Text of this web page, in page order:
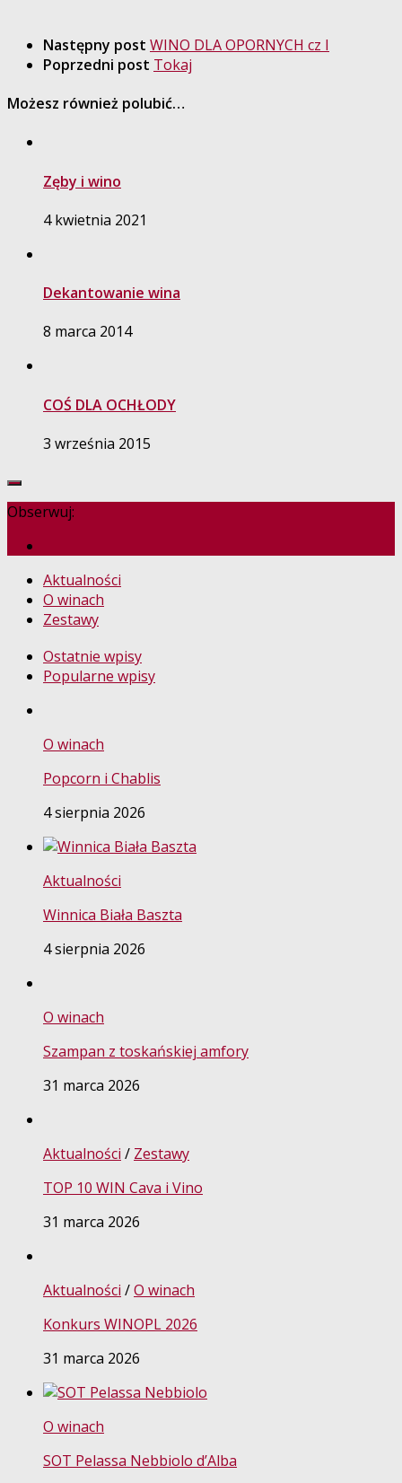
Następny post WINO DLA OPORNYCH cz I
Poprzedni post Tokaj
Możesz również polubić…
Zęby i wino
4 kwietnia 2021
Dekantowanie wina
8 marca 2014
COŚ DLA OCHŁODY
3 września 2015
Obserwuj:
Aktualności
O winach
Zestawy
Ostatnie wpisy
Popularne wpisy
O winach
Popcorn i Chablis
4 sierpnia 2026
Aktualności
Winnica Biała Baszta
4 sierpnia 2026
O winach
Szampan z toskańskiej amfory
31 marca 2026
Aktualności / Zestawy
TOP 10 WIN Cava i Vino
31 marca 2026
Aktualności /O winach
Konkurs WINOPL 2026
31 marca 2026
O winach
SOT Pelassa Nebbiolo d’Alba